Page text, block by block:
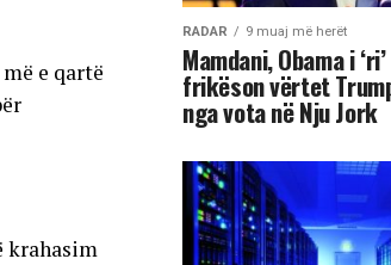
e qartë
krahasim
RADAR 9 muaj më herët
Mamdani, Obama i
frikëson vërtet
nga vota në Nju Jork